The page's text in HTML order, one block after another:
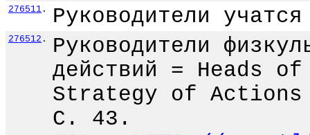
276511 . Руководители
276512 .
Руководители
действий = Heads
Strategy of
С. 43.